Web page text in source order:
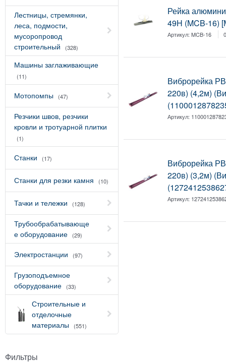
Лестницы, стремянки,
леса, подмости,
мусоропровод
строительный
(328)
Машины заглаживающие
(11)
Мотопомпы (47)
Резчики швов, резчики
кровли и тротуарной плитки
(1)
Станки (17)
Станки для резки камня (10)
Тачки и тележки (128)
Трубообрабатывающе
е оборудование
(29)
Электростанции (97)
Грузоподъемное
оборудование
(33)
Строительные и
отделочные
материалы
(551)
Фильтры
Рейка
49H (MCB-16)
Артикул:MCB-16
Виброрейка
220в) (4,2м)
Артикул:
Виброрейка
220в) (3,2м)
Артикул: